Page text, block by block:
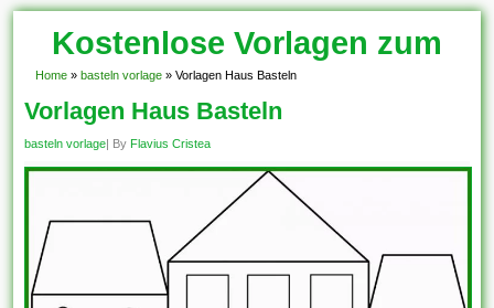
Kostenlose Vorlagen zum
Download!
Home » basteln vorlage » Vorlagen Haus Basteln
Vorlagen Haus Basteln
basteln vorlage| By Flavius Cristea